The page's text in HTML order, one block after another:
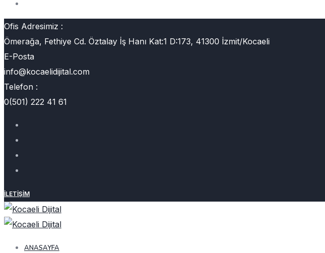
Ofis Adresimiz :
Ömerağa, Fethiye Cd. Öztalay İş Hanı Kat:1 D:173, 41300 İzmit/Kocaeli
E-Posta
info@kocaelidijital.com
Telefon :
0(501) 222 41 61
İLETIŞIM
ANASAYFA